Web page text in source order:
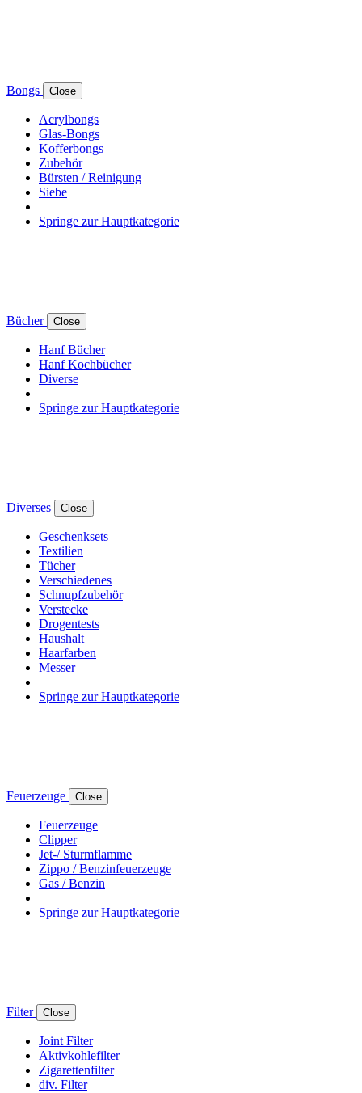
Bongs Close
Acrylbongs
Glas-Bongs
Kofferbongs
Zubehör
Bürsten / Reinigung
Siebe
Springe zur Hauptkategorie
Bücher Close
Hanf Bücher
Hanf Kochbücher
Diverse
Springe zur Hauptkategorie
Diverses Close
Geschenksets
Textilien
Tücher
Verschiedenes
Schnupfzubehör
Verstecke
Drogentests
Haushalt
Haarfarben
Messer
Springe zur Hauptkategorie
Feuerzeuge Close
Feuerzeuge
Clipper
Jet-/ Sturmflamme
Zippo / Benzinfeuerzeuge
Gas / Benzin
Springe zur Hauptkategorie
Filter Close
Joint Filter
Aktivkohlefilter
Zigarettenfilter
div. Filter